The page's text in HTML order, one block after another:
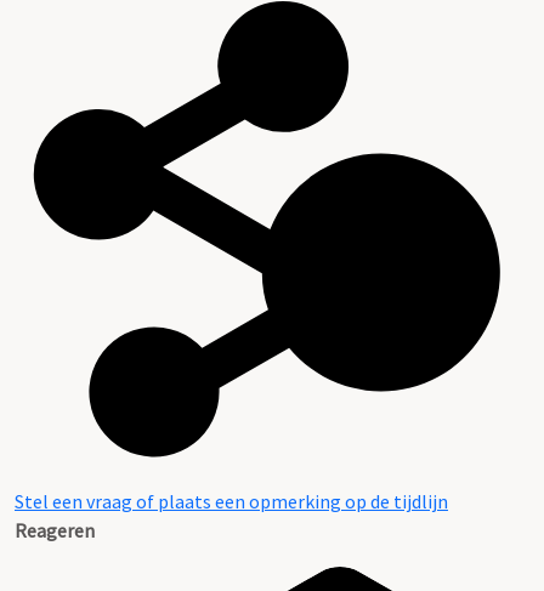
Stel een vraag of plaats een opmerking op de tijdlijn
Reageren